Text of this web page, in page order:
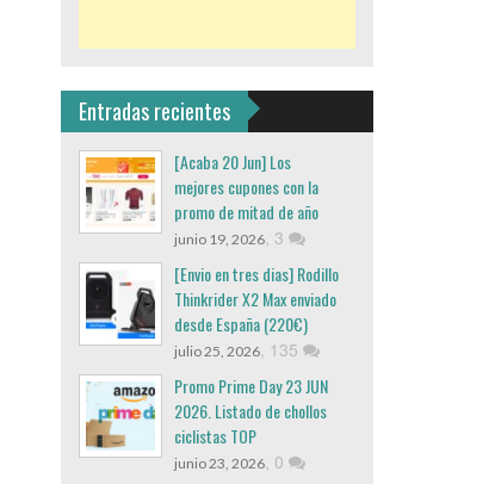
Entradas recientes
[Acaba 20 Jun] Los
mejores cupones con la
promo de mitad de año
junio 19, 2026, 3
[Envio en tres dias] Rodillo
Thinkrider X2 Max enviado
desde España (220€)
julio 25, 2026, 135
Promo Prime Day 23 JUN
2026. Listado de chollos
ciclistas TOP
junio 23, 2026, 0